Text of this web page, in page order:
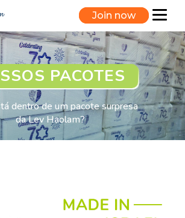
Join now
PACOTES
dentro de um pacote surpresa
da Lev Haolam?